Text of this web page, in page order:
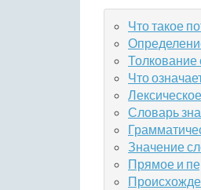
Что такое
Толкование
Что
Словарь
Значение
Прямое и